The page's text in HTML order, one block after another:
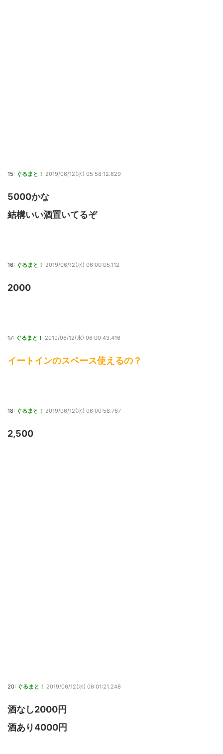
15: ぐるまと！ 2019/06/12(水) 05:58:12.629
5000かな
結構いい酒置いてるぞ
16: ぐるまと！ 2019/06/12(水) 06:00:05.112
2000
17: ぐるまと！ 2019/06/12(水) 06:00:43.416
イートインのスペース使えるの？
18: ぐるまと！ 2019/06/12(水) 06:00:58.767
2,500
20: ぐるまと！ 2019/06/12(水) 06:01:21.248
酒なし2000円
酒あり4000円